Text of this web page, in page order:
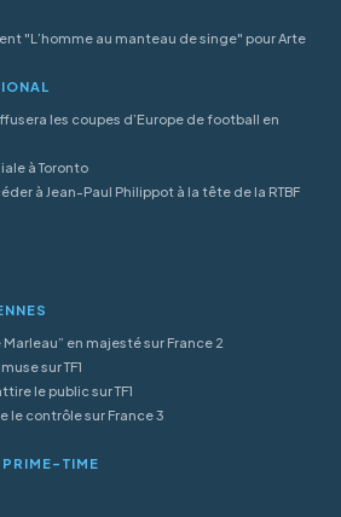
"L’homme au manteau de singe" pour Arte
les coupes d’Europe de football en
à Toronto
à Jean-Paul Philippot à la tête de la RTBF
en majesté sur France 2
sur TF1
le public sur TF1
le contrôle sur France 3
PRIME-TIME